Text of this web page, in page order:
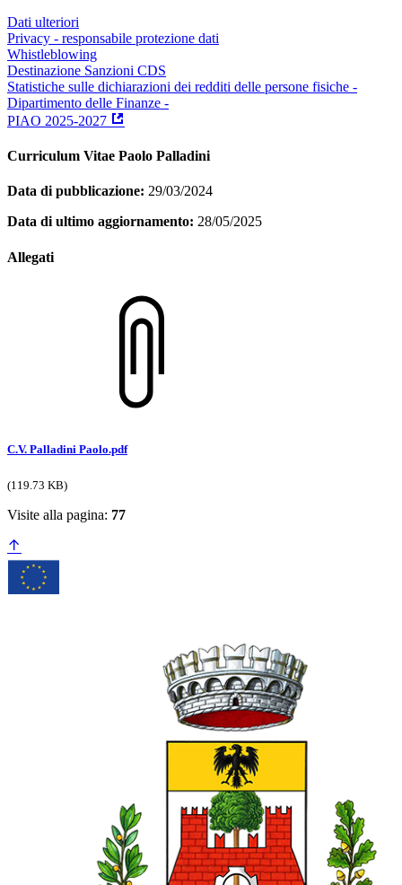
Dati ulteriori
Privacy - responsabile protezione dati
Whistleblowing
Destinazione Sanzioni CDS
Statistiche sulle dichiarazioni dei redditi delle persone fisiche -
Dipartimento delle Finanze -
PIAO 2025-2027
Curriculum Vitae Paolo Palladini
Data di pubblicazione: 29/03/2024
Data di ultimo aggiornamento: 28/05/2025
Allegati
C.V. Palladini Paolo.pdf
(119.73 KB)
Visite alla pagina: 77